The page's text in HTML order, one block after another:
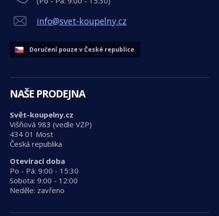
info@svet-koupelny.cz
Doručení pouze v České republice
NAŠE PRODEJNA
Svět-koupelny.cz
Višňová 983 (vedle VZP)
434 01 Most
Česká republika
Otevírací doba
Po - Pá: 9:00 - 15:30
Sobota: 9:00 - 12:00
Neděle: zavřeno